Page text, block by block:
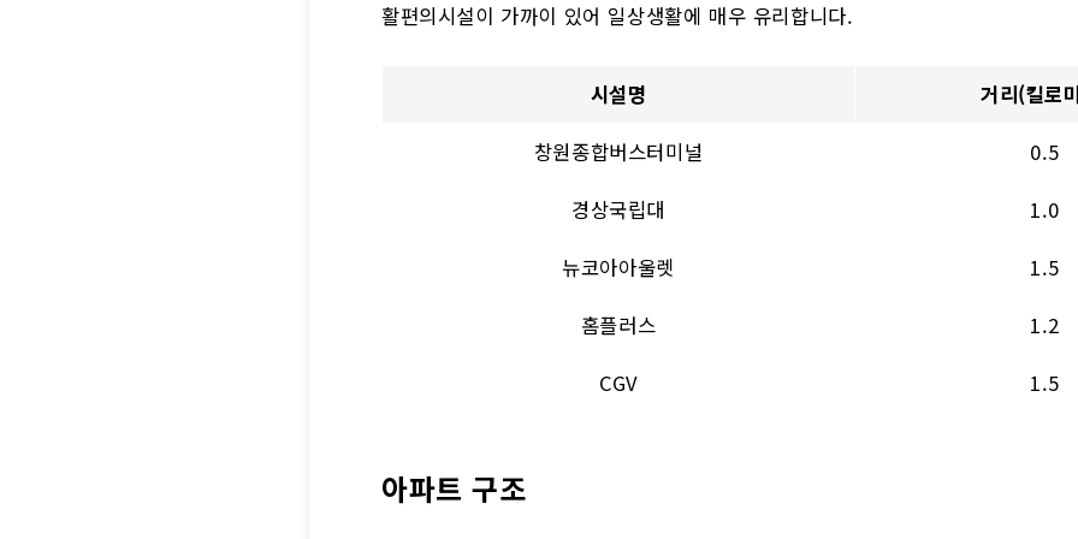
활편의시설이 가까이 있어 일상생활에 매우 유리합니다.
시설명
거리(킬로
창원종합버스터미널
0.5
경상국립대
1.0
뉴코아아울렛
1.5
홈플러스
1.2
CGV
1.5
아파트 구조